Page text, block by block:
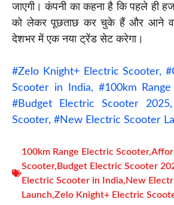
जाएगी। कंपनी का कहना है कि पहले ही
को लेकर पूछताछ कर चुके हैं और आने
देशभर में एक नया ट्रेंड सेट करेगा।
#Zelo Knight+ Electric Scooter,
Scooter in India, #100km
#Budget Electric Scooter
Scooter, #New Electric Scooter
100km Range Electric Scooter,
Scooter, Budget Electric Scooter
Electric Scooter in India, New
Launch,Zelo Knight+ Electric